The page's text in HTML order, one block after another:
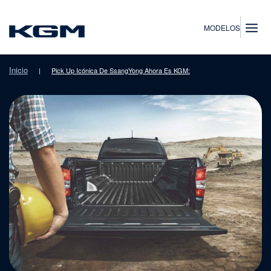
SsangYongMODELOS
Inicio | Pick Up Icónica De SsangYong Ahora Es KGM: